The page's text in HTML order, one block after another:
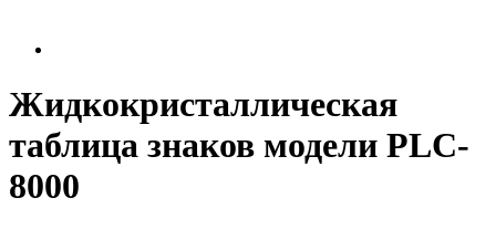
Жидкокристаллическая
таблица знаков модели PLC-
8000